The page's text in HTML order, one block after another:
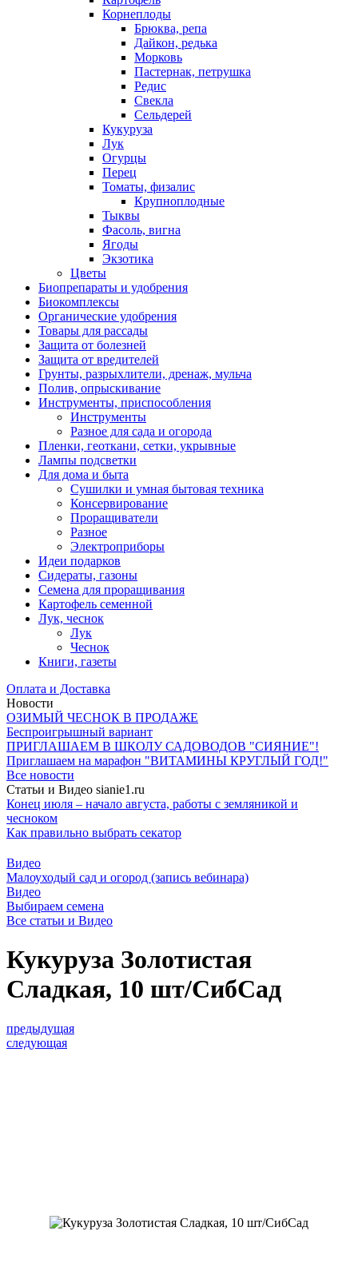
Корнеплоды
Брюква, репа
Дайкон, редька
Морковь
Пастернак, петрушка
Редис
Свекла
Сельдерей
Кукуруза
Лук
Огурцы
Перец
Томаты, физалис
Крупноплодные
Тыквы
Фасоль, вигна
Ягоды
Экзотика
Цветы
Биопрепараты и удобрения
Биокомплексы
Органические удобрения
Товары для рассады
Защита от болезней
Защита от вредителей
Грунты, разрыхлители, дренаж, мульча
Полив, опрыскивание
Инструменты, приспособления
Инструменты
Разное для сада и огорода
Пленки, геоткани, сетки, укрывные
Лампы подсветки
Для дома и быта
Сушилки и умная бытовая техника
Консервирование
Проращиватели
Разное
Электроприборы
Идеи подарков
Сидераты, газоны
Семена для проращивания
Картофель семенной
Лук, чеснок
Лук
Чеснок
Книги, газеты
Оплата и Доставка
Новости
ОЗИМЫЙ ЧЕСНОК В ПРОДАЖЕ
Беспроигрышный вариант
ПРИГЛАШАЕМ В ШКОЛУ САДОВОДОВ "СИЯНИЕ"!
Приглашаем на марафон "ВИТАМИНЫ КРУГЛЫЙ ГОД!"
Все новости
Статьи и Видео sianie1.ru
Конец июля – начало августа, работы с земляникой и
чесноком
Как правильно выбрать секатор
Видео
Малоуходый сад и огород (запись вебинара)
Видео
Выбираем семена
Все cтатьи и Видео
Кукуруза Золотистая
Сладкая, 10 шт/СибСад
предыдущая
следующая